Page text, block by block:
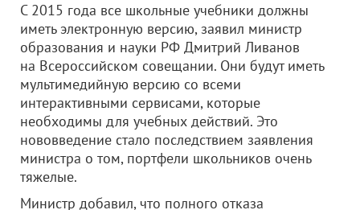
С 2015 года все школьные учебники должны
иметь электронную версию, заявил министр
образования и науки РФ Дмитрий Ливанов
на Всероссийском совещании. Они будут иметь
мультимедийную версию со всеми
интерактивными сервисами, которые
необходимы для учебных действий. Это
нововведение стало последствием заявления
министра о том, портфели школьников очень
тяжелые.
Министр добавил, что полного отказа